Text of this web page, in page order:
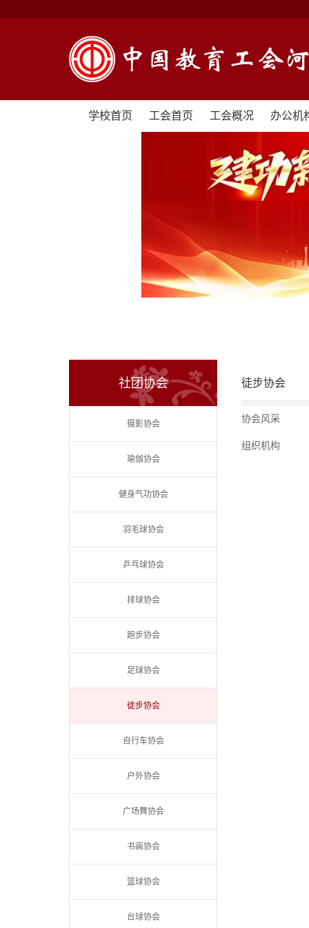
学校首页 工会首页 工会概况 办公机
社团协会
摄影协会
瑜伽协会
健身气功协会
羽毛球协会
乒乓球协会
排球协会
跑步协会
足球协会
徒步协会
自行车协会
户外协会
广场舞协会
书画协会
篮球协会
台球协会
徒步协会
协会风采
组织机构